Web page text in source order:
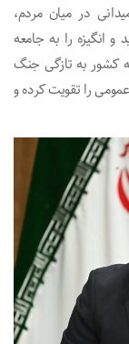
در میان مردم،
انگیزه را به جامعه
کشور به تازگی جنگ
را تقویت کرده و